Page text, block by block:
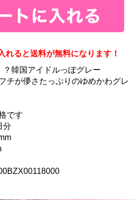
れると送料が無料になります！
韓国アイドルっぽグレー
チが儚さたっぷりのゆめかわグレ
です
分